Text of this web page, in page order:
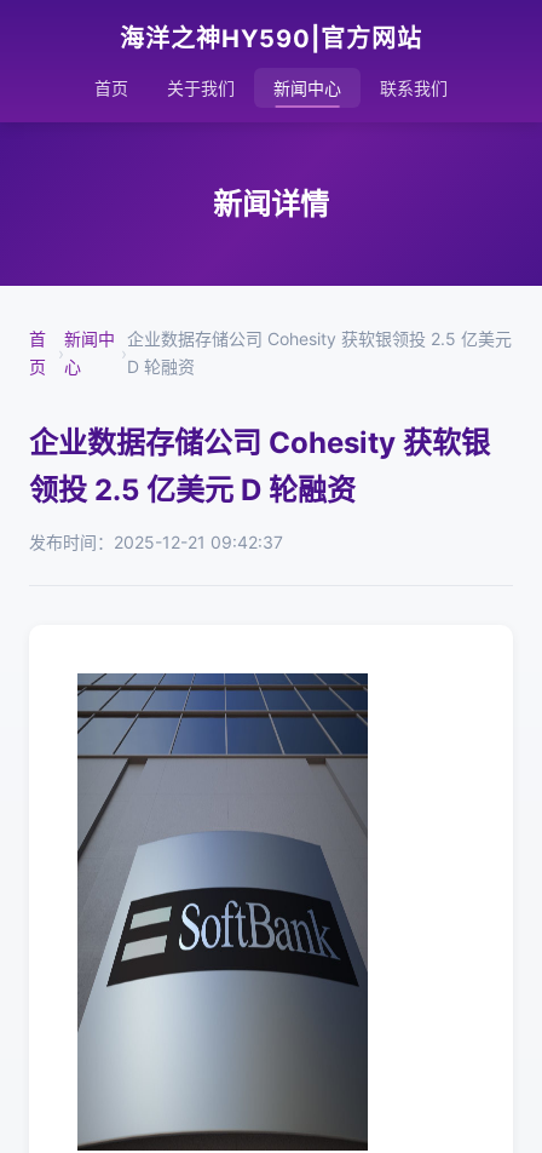
海洋之神HY590|官方网站
首页 关于我们 新闻中心 联系我们
新闻详情
首
页
›
新闻中
心
›
企业数据存储公司 Cohesity 获软银领投 2.5 亿美元
D 轮融资
企业数据存储公司 Cohesity 获软银
领投 2.5 亿美元 D 轮融资
发布时间：2025-12-21 09:42:37